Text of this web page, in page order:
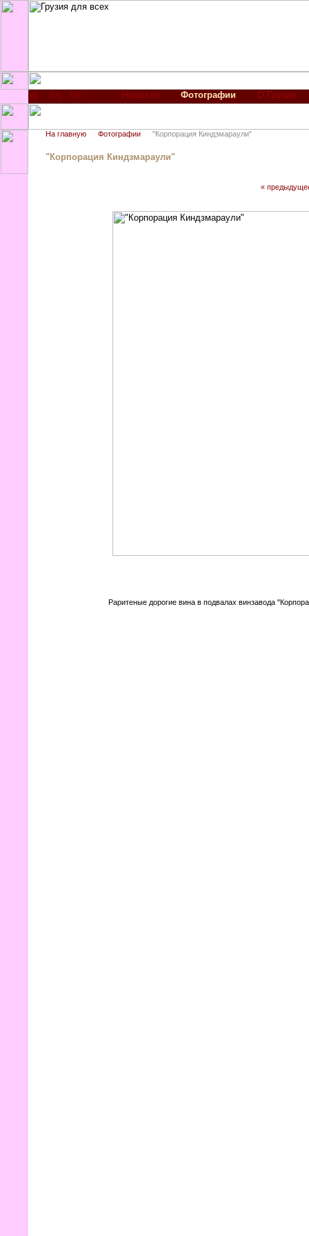
Новости Фотографии О Грузии
На главную Фотографии "Корпорация Киндзмараули"
"Корпорация Киндзмараули"
«
Раритеные дорогие вина в подвалах винзавода